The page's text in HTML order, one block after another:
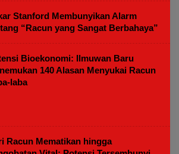
Stanford Membunyikan Alarm
“Racun yang Sangat Berbahaya”
Bioekonomi: Ilmuwan Baru
140 Alasan Menyukai Racun
laba
Racun Mematikan hingga